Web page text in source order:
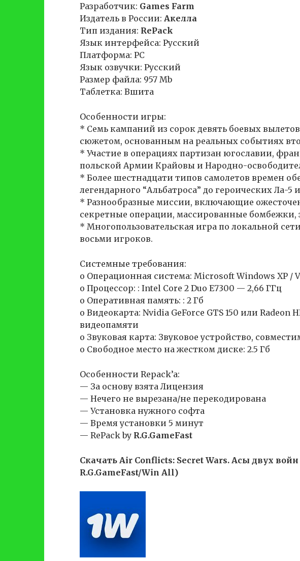
Разработчик: Games Farm
Издатель в России: Акелла
Тип издания: RePack
Язык интерфейса: Русский
Платформа: PC
Язык озвучки: Русский
Размер файла: 957 Mb
Таблетка: Вшита
Особенности игры:
* Семь кампаний из сорок девять боевых
сюжетом, основанным на реальных событиях
* Участие в операциях партизан югославии,
польской Армии Крайовы и Народно-
* Более шестнадцати типов самолетов времен
легендарного “Альбатроса” до героических Ла-5
* Разнообразные миссии, включающие
секретные операции, массированные бомбежки,
* Многопользовательская игра по локальной
восьми игроков.
Cистемные требования:
o Операционная система: Microsoft Windows XP /
o Процессор: : Intel Core 2 Duo E7300 — 2,66 ГГц
o Оперативная память: : 2 Гб
o Видеокарта: Nvidia GeForce GTS 150 или Radeon
видеопамяти
o Звуковая карта: Звуковое устройство,
o Свободное место на жестком диске: 2.5 Гб
Особенности Repack’a:
— За основу взята Лицензия
— Нечего не вырезана/не перекодирована
— Установка нужного софта
— Время установки 5 минут
— RePack by R.G.GameFast
Скачать Air Conflicts: Secret Wars. Асы двух войн
R.G.GameFast/Win All)